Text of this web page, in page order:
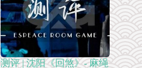
测评 | 沈阳《回煞》- 麻绳